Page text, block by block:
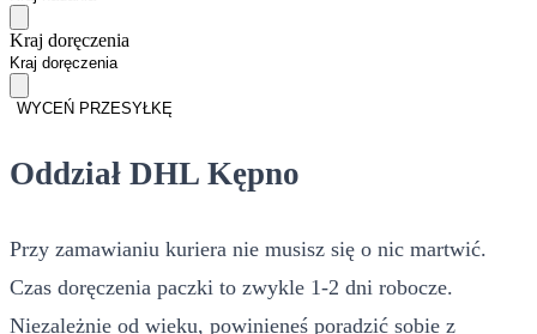
Kraj doręczenia
WYCEŃ PRZESYŁKĘ
Oddział DHL Kępno
Przy zamawianiu kuriera nie musisz się o nic martwić.
Czas doręczenia paczki to zwykle 1-2 dni robocze.
Niezależnie od wieku, powinieneś poradzić sobie z